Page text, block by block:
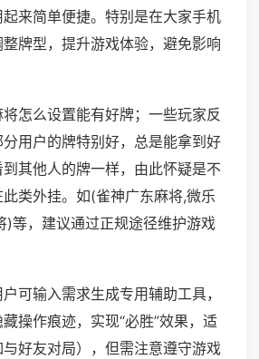
来简单便捷。特别是在大家手机
牌型，提升游戏体验，避免影响
怎么设置能有好牌；一些玩家反
用户的牌特别好，总是能拿到好
其他人的牌一样，由此怀疑是不
类外挂。如(雀神广东麻将,微乐
)等，建议通过正规途径维护游戏
可输入需求生成专用辅助工具，
操作痕迹，实现“必胜”效果，适
好友对局），但需注意遵守游戏